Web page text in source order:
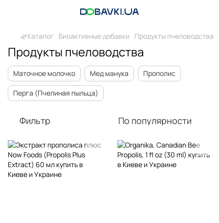
🌿Каталог Биоактивные добавки Продукты пчеловодства
Продукты пчеловодства
Маточное молочко Мед манука Прополис
Перга (Пчелиная пыльца)
Фильтр По популярности